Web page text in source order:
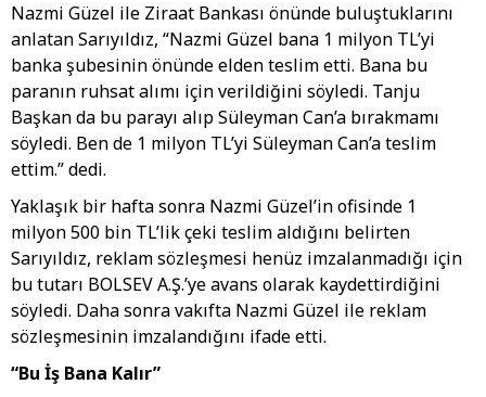
Nazmi Güzel ile Ziraat Bankası önünde buluştuklarını
anlatan Sarıyıldız, “Nazmi Güzel bana 1 milyon TL’yi
banka şubesinin önünde elden teslim etti. Bana bu
paranın ruhsat alımı için verildiğini söyledi. Tanju
Başkan da bu parayı alıp Süleyman Can’a bırakmamı
söyledi. Ben de 1 milyon TL’yi Süleyman Can’a teslim
ettim.” dedi.
Yaklaşık bir hafta sonra Nazmi Güzel’in ofisinde 1
milyon 500 bin TL’lik çeki teslim aldığını belirten
Sarıyıldız, reklam sözleşmesi henüz imzalanmadığı için
bu tutarı BOLSEV A.Ş.’ye avans olarak kaydettirdiğini
söyledi. Daha sonra vakıfta Nazmi Güzel ile reklam
sözleşmesinin imzalandığını ifade etti.
“Bu İş Bana Kalır”